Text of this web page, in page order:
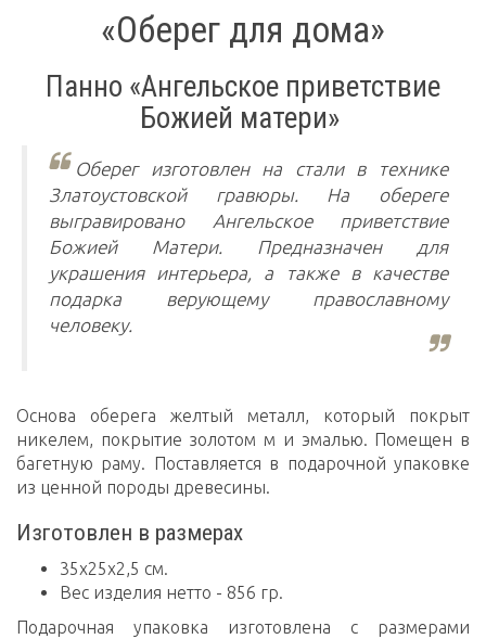
«Оберег для дома»
Панно «Ангельское приветствие
Божией матери»
Оберег изготовлен на стали в технике
Златоустовской гравюры. На обереге
выгравировано Ангельское приветствие
Божией Матери. Предназначен для
украшения интерьера, а также в качестве
подарка верующему православному
человеку.
Основа оберега желтый металл, который покрыт
никелем, покрытие золотом м и эмалью. Помещен в
багетную раму. Поставляется в подарочной упаковке
из ценной породы древесины.
Изготовлен в размерах
35х25х2,5 см.
Вес изделия нетто - 856 гр.
Подарочная упаковка изготовлена с размерами